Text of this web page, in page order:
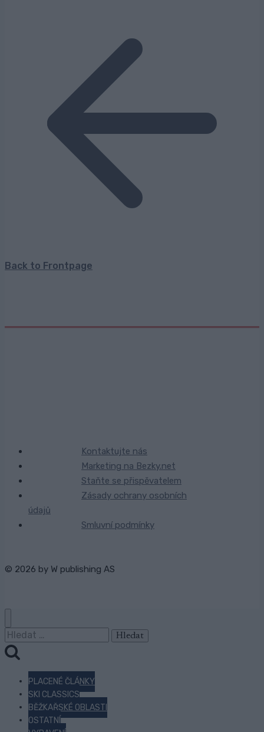
Back to Frontpage
Kontaktujte nás
Marketing na Bezky.net
Staňte se přispěvatelem
Zásady ochrany osobních
údajů
Smluvní podmínky
© 2026 by W publishing AS
Vyhledávání
PLACENÉ ČLÁNKY
SKI CLASSICS
BĚŽKAŘSKÉ OBLASTI
OSTATNÍ